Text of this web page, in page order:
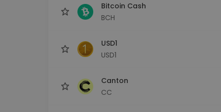
Bitcoin Cash
BCH
USD1
USD1
Canton
CC